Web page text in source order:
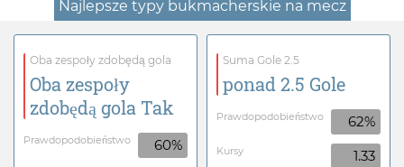
Najlepsze typy bukmacherskie na mecz
Oba zespoły zdobędą gola
Oba zespoły
zdobędą gola Tak
Prawdopodobieństwo 60%
Suma Gole 2.5
ponad 2.5 Gole
Prawdopodobieństwo 62%
Kursy 1.33